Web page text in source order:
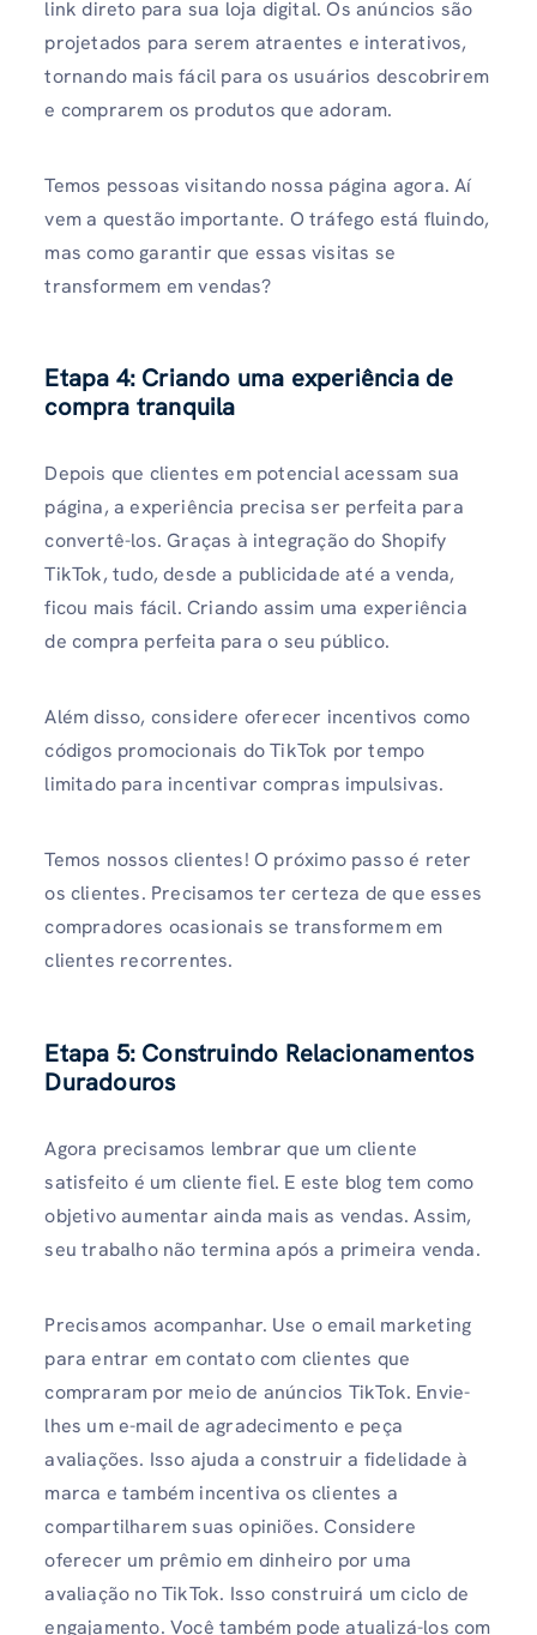
link direto para sua loja digital. Os anúncios são
projetados para serem atraentes e interativos,
tornando mais fácil para os usuários descobrirem
e comprarem os produtos que adoram.
Temos pessoas visitando nossa página agora. Aí
vem a questão importante. O tráfego está fluindo,
mas como garantir que essas visitas se
transformem em vendas?
Etapa 4: Criando uma experiência de
compra tranquila
Depois que clientes em potencial acessam sua
página, a experiência precisa ser perfeita para
convertê-los. Graças à integração do Shopify
TikTok, tudo, desde a publicidade até a venda,
ficou mais fácil. Criando assim uma experiência
de compra perfeita para o seu público.
Além disso, considere oferecer incentivos como
códigos promocionais do TikTok por tempo
limitado para incentivar compras impulsivas.
Temos nossos clientes! O próximo passo é reter
os clientes. Precisamos ter certeza de que esses
compradores ocasionais se transformem em
clientes recorrentes.
Etapa 5: Construindo Relacionamentos
Duradouros
Agora precisamos lembrar que um cliente
satisfeito é um cliente fiel. E este blog tem como
objetivo aumentar ainda mais as vendas. Assim,
seu trabalho não termina após a primeira venda.
Precisamos acompanhar. Use o email marketing
para entrar em contato com clientes que
compraram por meio de anúncios TikTok. Envie-
lhes um e-mail de agradecimento e peça
avaliações. Isso ajuda a construir a fidelidade à
marca e também incentiva os clientes a
compartilharem suas opiniões. Considere
oferecer um prêmio em dinheiro por uma
avaliação no TikTok. Isso construirá um ciclo de
engajamento. Você também pode atualizá-los com